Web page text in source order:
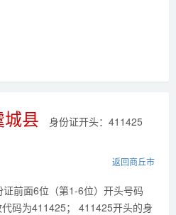
县 身份证开头：411425
返回商丘市
证前面6位（第1-6位）开头号码
码为411425； 411425开头的身